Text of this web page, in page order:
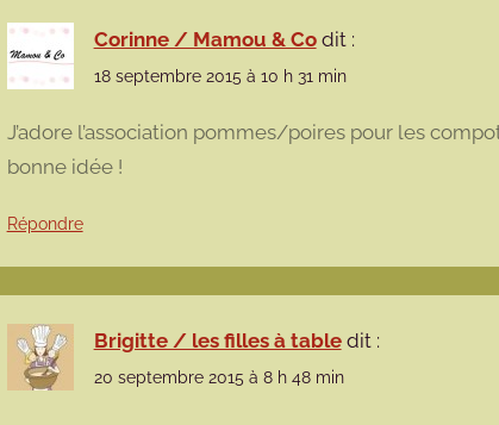
Corinne / Mamou & Co dit :
18 septembre 2015 à 10 h 31 min
J’adore l’association pommes/poires pour les
bonne idée !
Répondre
Brigitte / les filles à table dit :
20 septembre 2015 à 8 h 48 min